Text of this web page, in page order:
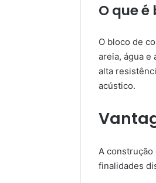
O que
O bloco de
areia, água e
alta
acústico.
A construção
finalidades